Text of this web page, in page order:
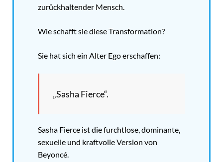
zurückhaltender Mensch.
Wie schafft sie diese Transformation?
Sie hat sich ein Alter Ego erschaffen:
„Sasha Fierce“.
Sasha Fierce ist die furchtlose, dominante,
sexuelle und kraftvolle Version von
Beyoncé.